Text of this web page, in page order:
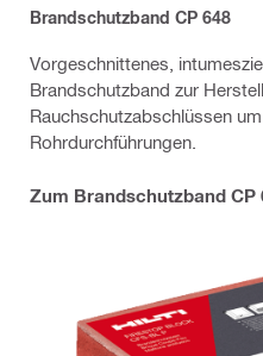
Brandschutzband CP 648
Vorgeschnittenes,
Brandschutzband zur
Rauchschutzabschlüssen
Rohrdurchführungen.
Zum Brandschutzband CP